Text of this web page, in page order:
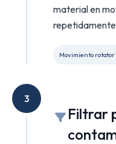
material en
Movimiento
3
Filtrar